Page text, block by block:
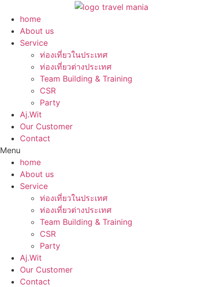
content
home
About us
Service
ท่องเที่ยวในประเทศ
ท่องเที่ยวต่างประเทศ
Team Building & Training
CSR
Party
Aj.Wit
Our Customer
Contact
Menu
home
About us
Service
ท่องเที่ยวในประเทศ
ท่องเที่ยวต่างประเทศ
Team Building & Training
CSR
Party
Aj.Wit
Our Customer
Contact